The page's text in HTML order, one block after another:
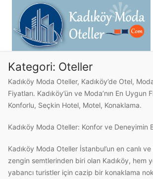
Kategori: Oteller
Kadıköy Moda Oteller, Kadıköy’de Otel,
Fiyatları. Kadıköy’ün ve Moda’nın En Uygun
Konforlu, Seçkin Hotel, Motel, Konaklama.
Kadıköy Moda Oteller: Konfor ve Deneyimin
Kadıköy Moda Oteller İstanbul’un en canlı
zengin semtlerinden biri olan Kadıköy, hem
yabancı turistler için cazip bir konaklama